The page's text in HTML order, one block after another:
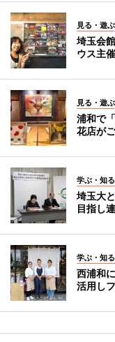
見る・遊ぶ
埼玉会
ウス主
見る・遊ぶ
浦和で
花店が
学ぶ・知る
埼玉大
目指し
学ぶ・知る
西浦和
活用し